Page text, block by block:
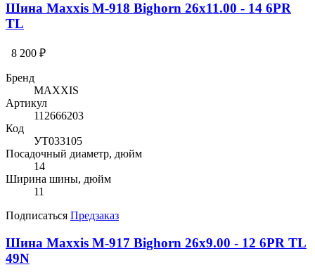
Шина Maxxis M-918 Bighorn 26x11.00 - 14 6PR
TL
8 200 ₽
Бренд
MAXXIS
Артикул
112666203
Код
УТ033105
Посадочный диаметр, дюйм
14
Ширина шины, дюйм
11
Подписаться Предзаказ
Шина Maxxis M-917 Bighorn 26x9.00 - 12 6PR TL
49N